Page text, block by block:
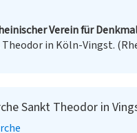
Verein für
in Köln-Vingst.
Sankt Theodor in